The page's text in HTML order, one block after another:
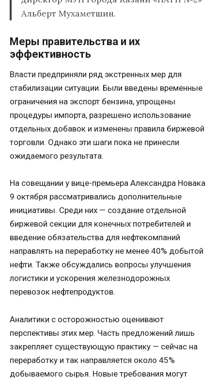
Альберт Мухаметшин.
Меры правительства и их
эффективность
Власти предприняли ряд экстренных мер для
стабилизации ситуации. Были введены временные
ограничения на экспорт бензина, упрощены
процедуры импорта, разрешено использование
отдельных добавок и изменены правила биржевой
торговли. Однако эти шаги пока не принесли
ожидаемого результата.
На совещании у вице-премьера Александра Новака
9 октября рассматривались дополнительные
инициативы. Среди них — создание отдельной
биржевой секции для конечных потребителей и
введение обязательства для нефтекомпаний
направлять на переработку не менее 40% добытой
нефти. Также обсуждались вопросы улучшения
логистики и ускорения железнодорожных
перевозок нефтепродуктов.
Аналитики с осторожностью оценивают
перспективы этих мер. Часть предложений лишь
закрепляет существующую практику — сейчас на
переработку и так направляется около 45%
добываемого сырья. Новые требования могут